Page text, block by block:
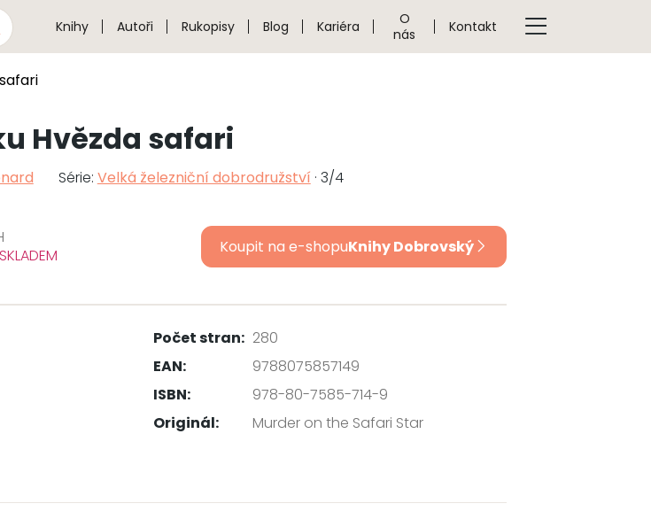
Knihy Autoři Rukopisy Blog Kariéra
O
nás
Kontakt
Hvězda safari
Série: Velká železniční dobrodružství · 3/4
Koupit na e-shopuKnihy Dobrovský
Počet stran: 280
EAN:
9788075857149
ISBN:
978-80-7585-714-9
Originál:
Murder on the Safari Star